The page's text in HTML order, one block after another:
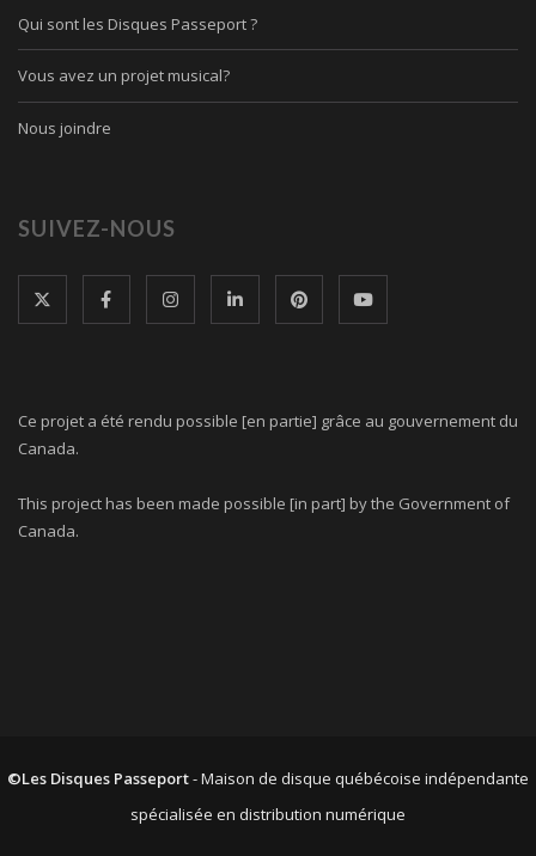
Qui sont les Disques Passeport ?
Vous avez un projet musical?
Nous joindre
SUIVEZ-NOUS
Ce projet a été rendu possible [en partie] grâce au gouvernement du
Canada.
This project has been made possible [in part] by the Government of
Canada.
©Les Disques Passeport- Maison de disque québécoise indépendante
spécialisée en distribution numérique